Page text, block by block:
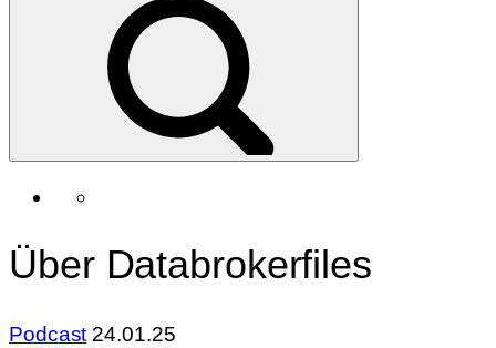
Über Databrokerfiles
Podcast 24.01.25